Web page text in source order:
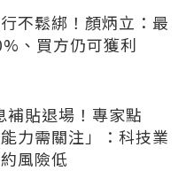
不鬆綁！顏炳立：最
、買方仍可獲利
補貼退場！專家點
能力需關注」：科技業
風險低